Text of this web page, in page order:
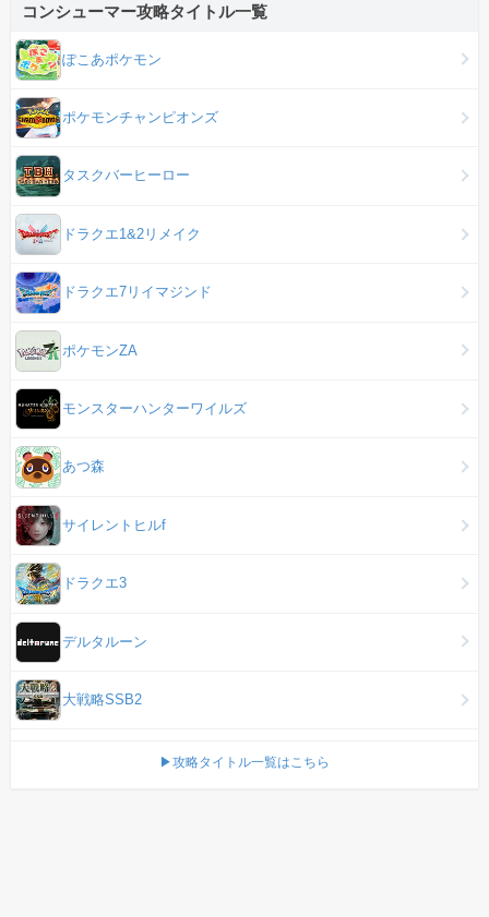
コンシューマー攻略タイトル一覧
ぽこあポケモン
ポケモンチャンピオンズ
タスクバーヒーロー
ドラクエ1&2リメイク
ドラクエ7リイマジンド
ポケモンZA
モンスターハンターワイルズ
あつ森
サイレントヒルf
ドラクエ3
デルタルーン
大戦略SSB2
▶攻略タイトル一覧はこちら